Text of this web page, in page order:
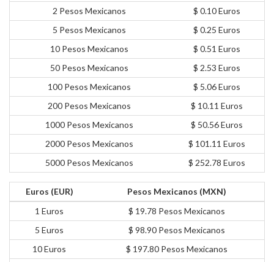
2 Pesos Mexicanos
$ 0.10 Euros
5 Pesos Mexicanos
$ 0.25 Euros
10 Pesos Mexicanos
$ 0.51 Euros
50 Pesos Mexicanos
$ 2.53 Euros
100 Pesos Mexicanos
$ 5.06 Euros
200 Pesos Mexicanos
$ 10.11 Euros
1000 Pesos Mexicanos
$ 50.56 Euros
2000 Pesos Mexicanos
$ 101.11 Euros
5000 Pesos Mexicanos
$ 252.78 Euros
Euros (EUR)
Pesos Mexicanos (MXN)
1 Euros
$ 19.78 Pesos Mexicanos
5 Euros
$ 98.90 Pesos Mexicanos
10 Euros
$ 197.80 Pesos Mexicanos